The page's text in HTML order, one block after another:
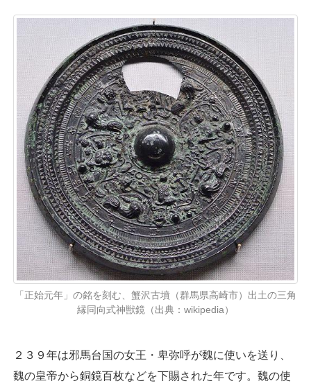
「正始元年」の銘を刻む、蟹沢古墳（群馬県高崎市）出土の三角
縁同向式神獣鏡（出典：wikipedia）
２３９年は邪馬台国の女王・卑弥呼が魏に使いを送り、
魏の皇帝から銅鏡百枚などを下賜された年です。魏の使